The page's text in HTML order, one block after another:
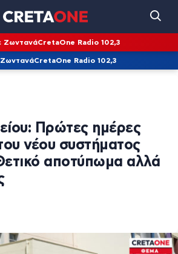
ΖωντανάCretaOne Radio 102,3
ΖωντανάCretaOne Radio 102,3
Πρώτες ημέρες
νέου συστήματος
αποτύπωμα αλλά